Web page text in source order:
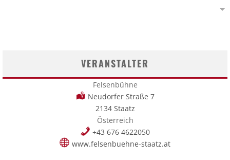
VERANSTALTER
Felsenbühne
Neudorfer Straße 7
2134 Staatz
Österreich
+43 676 4622050
www.felsenbuehne-staatz.at